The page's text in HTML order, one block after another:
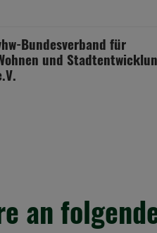
Bundesverband für
und
an